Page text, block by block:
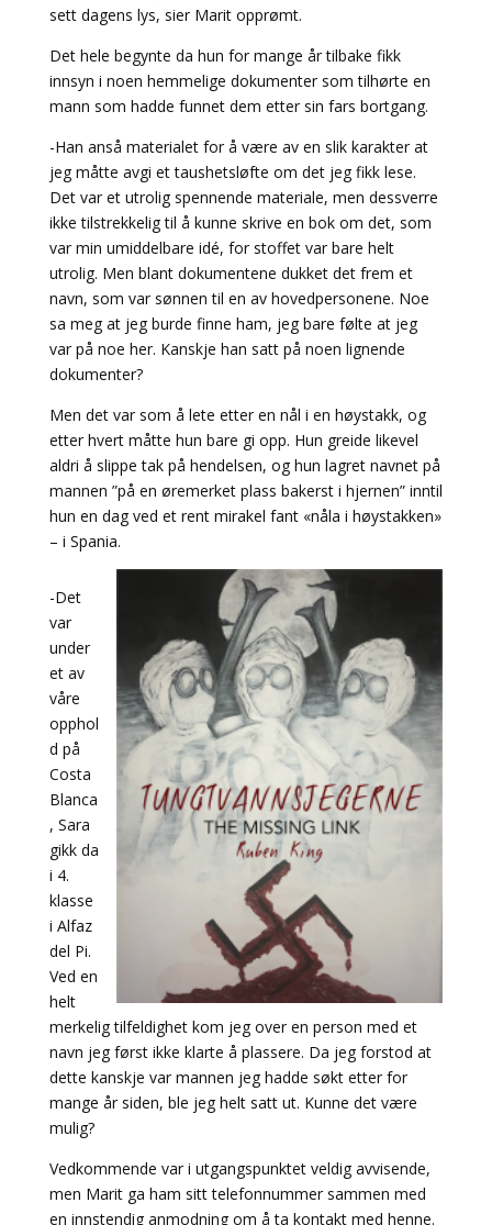
sett dagens lys, sier Marit opprømt.
Det hele begynte da hun for mange år tilbake fikk
innsyn i noen hemmelige dokumenter som tilhørte en
mann som hadde funnet dem etter sin fars bortgang.
-Han anså materialet for å være av en slik karakter at
jeg måtte avgi et taushetsløfte om det jeg fikk lese.
Det var et utrolig spennende materiale, men dessverre
ikke tilstrekkelig til å kunne skrive en bok om det, som
var min umiddelbare idé, for stoffet var bare helt
utrolig. Men blant dokumentene dukket det frem et
navn, som var sønnen til en av hovedpersonene. Noe
sa meg at jeg burde finne ham, jeg bare følte at jeg
var på noe her. Kanskje han satt på noen lignende
dokumenter?
Men det var som å lete etter en nål i en høystakk, og
etter hvert måtte hun bare gi opp. Hun greide likevel
aldri å slippe tak på hendelsen, og hun lagret navnet på
mannen ”på en øremerket plass bakerst i hjernen” inntil
hun en dag ved et rent mirakel fant «nåla i høystakken»
– i Spania.
-Det
var
under
et av
våre
opphol
d på
Costa
Blanca
, Sara
gikk da
i 4.
klasse
i Alfaz
del Pi.
Ved en
helt
merkelig tilfeldighet kom jeg over en person med et
navn jeg først ikke klarte å plassere. Da jeg forstod at
dette kanskje var mannen jeg hadde søkt etter for
mange år siden, ble jeg helt satt ut. Kunne det være
mulig?
Vedkommende var i utgangspunktet veldig avvisende,
men Marit ga ham sitt telefonnummer sammen med
en innstendig anmodning om å ta kontakt med henne.